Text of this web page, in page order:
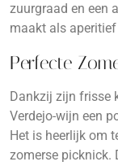
zuurgraad en een
maakt als
Perfecte
Dankzij zijn frisse
Verdejo-wijn een
Het is heerlijk om
zomerse picknick.